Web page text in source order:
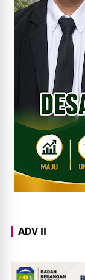
ADV II